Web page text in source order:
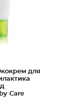
для
Care